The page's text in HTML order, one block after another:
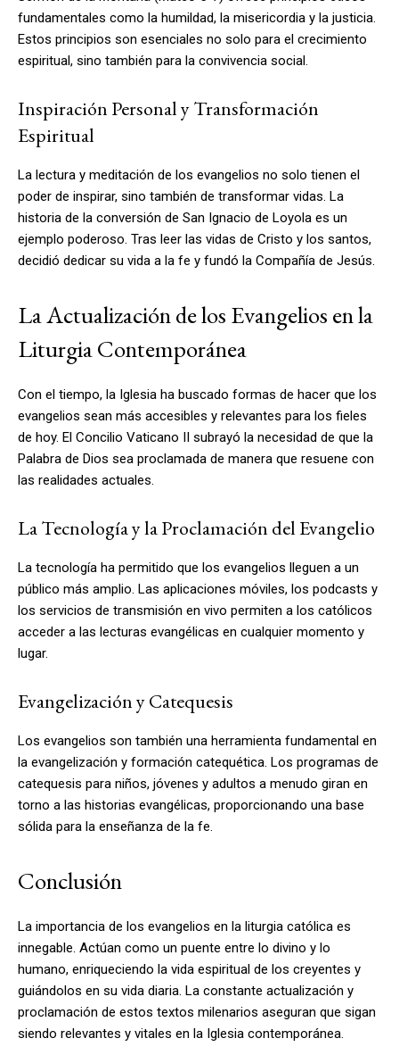
fundamentales como la humildad, la misericordia y la justicia.
Estos principios son esenciales no solo para el crecimiento
espiritual, sino también para la convivencia social.
Inspiración Personal y Transformación
Espiritual
La lectura y meditación de los evangelios no solo tienen el
poder de inspirar, sino también de transformar vidas. La
historia de la conversión de San Ignacio de Loyola es un
ejemplo poderoso. Tras leer las vidas de Cristo y los santos,
decidió dedicar su vida a la fe y fundó la Compañía de Jesús.
La Actualización de los Evangelios en la
Liturgia Contemporánea
Con el tiempo, la Iglesia ha buscado formas de hacer que los
evangelios sean más accesibles y relevantes para los fieles
de hoy. El Concilio Vaticano II subrayó la necesidad de que la
Palabra de Dios sea proclamada de manera que resuene con
las realidades actuales.
La Tecnología y la Proclamación del Evangelio
La tecnología ha permitido que los evangelios lleguen a un
público más amplio. Las aplicaciones móviles, los podcasts y
los servicios de transmisión en vivo permiten a los católicos
acceder a las lecturas evangélicas en cualquier momento y
lugar.
Evangelización y Catequesis
Los evangelios son también una herramienta fundamental en
la evangelización y formación catequética. Los programas de
catequesis para niños, jóvenes y adultos a menudo giran en
torno a las historias evangélicas, proporcionando una base
sólida para la enseñanza de la fe.
Conclusión
La importancia de los evangelios en la liturgia católica es
innegable. Actúan como un puente entre lo divino y lo
humano, enriqueciendo la vida espiritual de los creyentes y
guiándolos en su vida diaria. La constante actualización y
proclamación de estos textos milenarios aseguran que sigan
siendo relevantes y vitales en la Iglesia contemporánea.